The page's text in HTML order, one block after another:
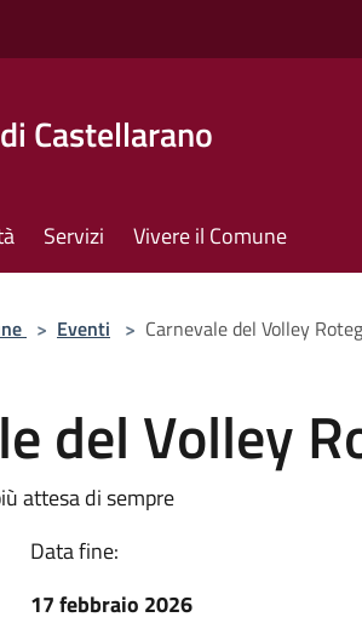
Castellarano
Servizi Vivere il Comune
> Eventi > Carnevale del Volley
del Volley
attesa di sempre
Data fine:
17 febbraio 2026